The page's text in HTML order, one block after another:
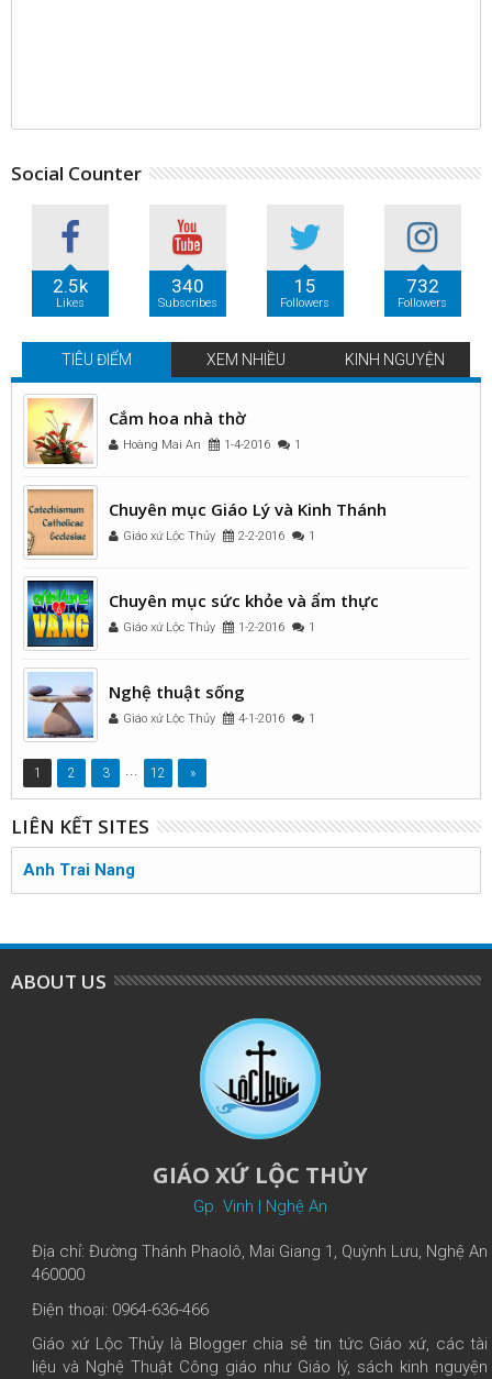
Social Counter
2.5k
Likes
340
Subscribes
15
Followers
732
Followers
TIÊU ĐIỂM XEM NHIỀU KINH NGUYỆN
Cắm hoa nhà thờ
Hoàng Mai An 1-4-2016 1
Chuyên mục Giáo Lý và Kinh Thánh
Giáo xứ Lộc Thủy 2-2-2016 1
Chuyên mục sức khỏe và ẩm thực
Giáo xứ Lộc Thủy 1-2-2016 1
Nghệ thuật sống
Giáo xứ Lộc Thủy 4-1-2016 1
1 2 3 ... 12 »
LIÊN KẾT SITES
Anh Trai Nang
ABOUT US
GIÁO XỨ LỘC THỦY
Gp. Vinh | Nghệ An
Địa chỉ: Đường Thánh Phaolô, Mai Giang 1, Quỳnh Lưu, Nghệ An
460000
Điện thoại: 0964-636-466
Giáo xứ Lộc Thủy là Blogger chia sẻ tin tức Giáo xứ, các tài
liệu và Nghệ Thuật Công giáo như Giáo lý, sách kinh nguyện